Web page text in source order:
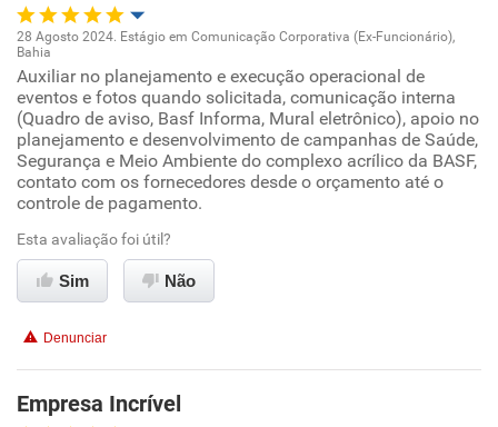
Oportunidade de promoção
Ambiente de trabalho
Conciliação com a vida familiar
Recomenda esta empresa
28 Agosto 2024. Estágio em Comunicação Corporativa (Ex-Funcionário),
Bahia
Auxiliar no planejamento e execução operacional de
eventos e fotos quando solicitada, comunicação interna
(Quadro de aviso, Basf Informa, Mural eletrônico), apoio no
planejamento e desenvolvimento de campanhas de Saúde,
Segurança e Meio Ambiente do complexo acrílico da BASF,
contato com os fornecedores desde o orçamento até o
controle de pagamento.
Esta avaliação foi útil?
Sim Não
Denunciar
Empresa Incrível